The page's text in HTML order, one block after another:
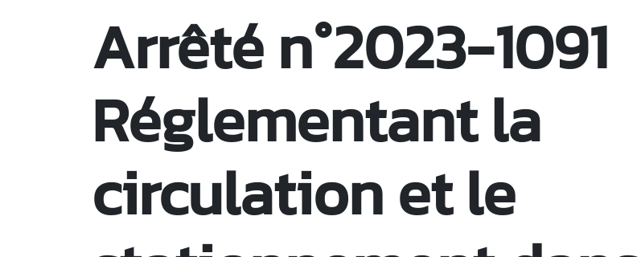
Arrêté n°2023-1091
Réglementant la
circulation et le